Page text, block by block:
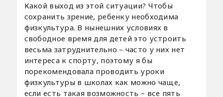
Какой выход из этой ситуации? Чтобы
сохранить зрение, ребенку необходима
физкультура. В нынешних условиях в
свободное время для детей это устроить
весьма затруднительно – часто у них нет
интереса к спорту, поэтому я бы
порекомендовала проводить уроки
физкультуры в школах как можно чаще,
если есть такая возможность – все пять